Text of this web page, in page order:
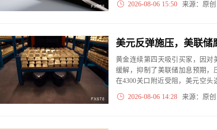
2026-08-06 15:50 来源：原
黄金连续第四天吸引买家，因对
缓解，抑制了美联储加息预期，
在4300关口附近受阻，美元空
了贵金属的进一步上涨。
2026-08-06 14:28 来源：原